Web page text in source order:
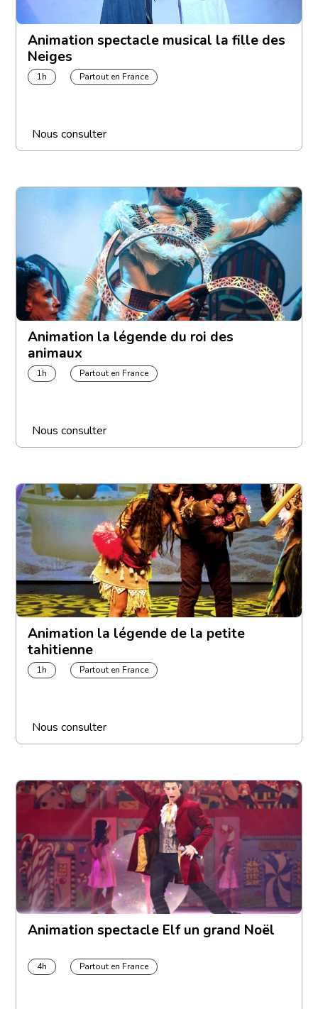
Animation spectacle musical la fille des
Neiges
1h Partout en France
Nous consulter
Animation la légende du roi des
animaux
1h Partout en France
Nous consulter
Animation la légende de la petite
tahitienne
1h Partout en France
Nous consulter
Animation spectacle Elf un grand Noël
4h Partout en France